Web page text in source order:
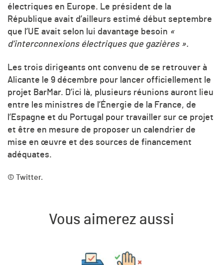
électriques en Europe. Le président de la
République avait d’ailleurs estimé début septembre
que l’UE avait selon lui davantage besoin «
d’interconnexions électriques que gazières ».
Les trois dirigeants ont convenu de se retrouver à
Alicante le 9 décembre pour lancer officiellement le
projet BarMar. D’ici là, plusieurs réunions auront lieu
entre les ministres de l’Énergie de la France, de
l’Espagne et du Portugal pour travailler sur ce projet
et être en mesure de proposer un calendrier de
mise en œuvre et des sources de financement
adéquates.
© Twitter.
Vous aimerez aussi